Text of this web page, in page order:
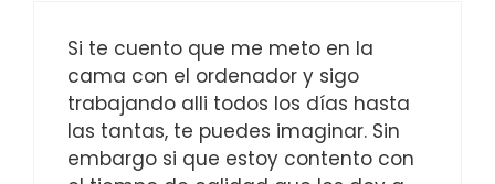
Si te cuento que me meto en la
cama con el ordenador y sigo
trabajando alli todos los días hasta
las tantas, te puedes imaginar. Sin
embargo si que estoy contento con